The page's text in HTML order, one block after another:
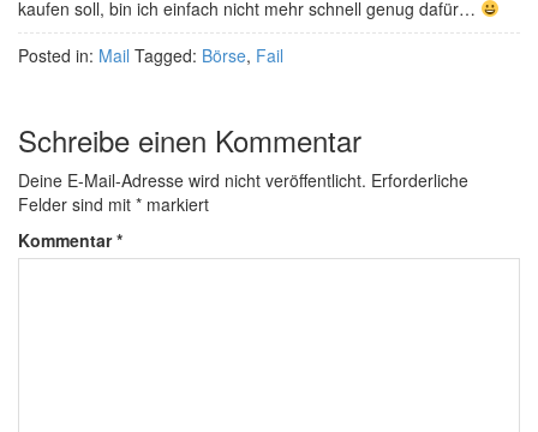
kaufen soll, bin ich einfach nicht mehr schnell genug dafür…
Posted in: Mail Tagged: Börse, Fail
Schreibe einen Kommentar
Deine E-Mail-Adresse wird nicht veröffentlicht. Erforderliche
Felder sind mit * markiert
Kommentar*